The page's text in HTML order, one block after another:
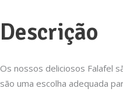
Descrição
Os nossos deliciosos Falafel
são uma escolha adequada